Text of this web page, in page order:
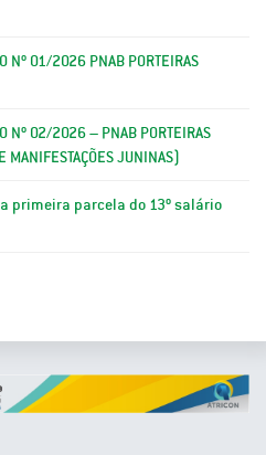
Nº 01/2026 PNAB PORTEIRAS
Nº 02/2026 – PNAB PORTEIRAS
MANIFESTAÇÕES JUNINAS)
primeira parcela do 13º salário